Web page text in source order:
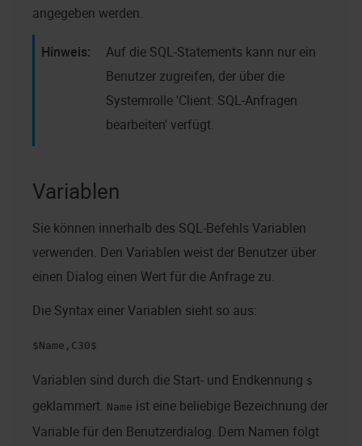
angegeben werden.
Auf die SQL-Statements kann nur ein
Benutzer zugreifen, der über die
Systemrolle 'Client: SQL-Anfragen
bearbeiten' verfügt.
Variablen
Sie können innerhalb des SQL-Befehls Variablen
verwenden. Den Variablen weist der Benutzer über
einen Dialog einen Wert für die Anfrage zu.
Die Syntax einer Variablen sieht so aus:
$Name,C30$
Variablen sind durch die Start- und Endkennung $
geklammert. Name ist eine beliebige Bezeichnung der
Variable für den Benutzerdialog. Dem Namen folgt